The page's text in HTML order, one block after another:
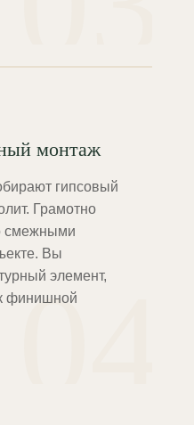
04
монтаж
гипсовый
Грамотно
смежными
Вы
элемент,
финишной